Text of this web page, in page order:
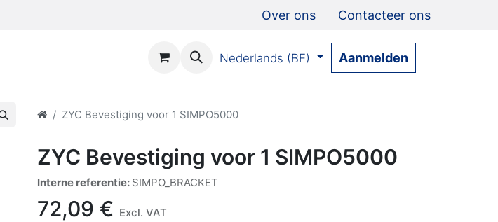
Over ons Contacteer ons
Nederlands (BE) Aanmelden
ZYC Bevestiging voor 1 SIMPO5000
ZYC Bevestiging voor 1 SIMPO5000
Interne referentie: SIMPO_BRACKET
72,09 € Excl. VAT